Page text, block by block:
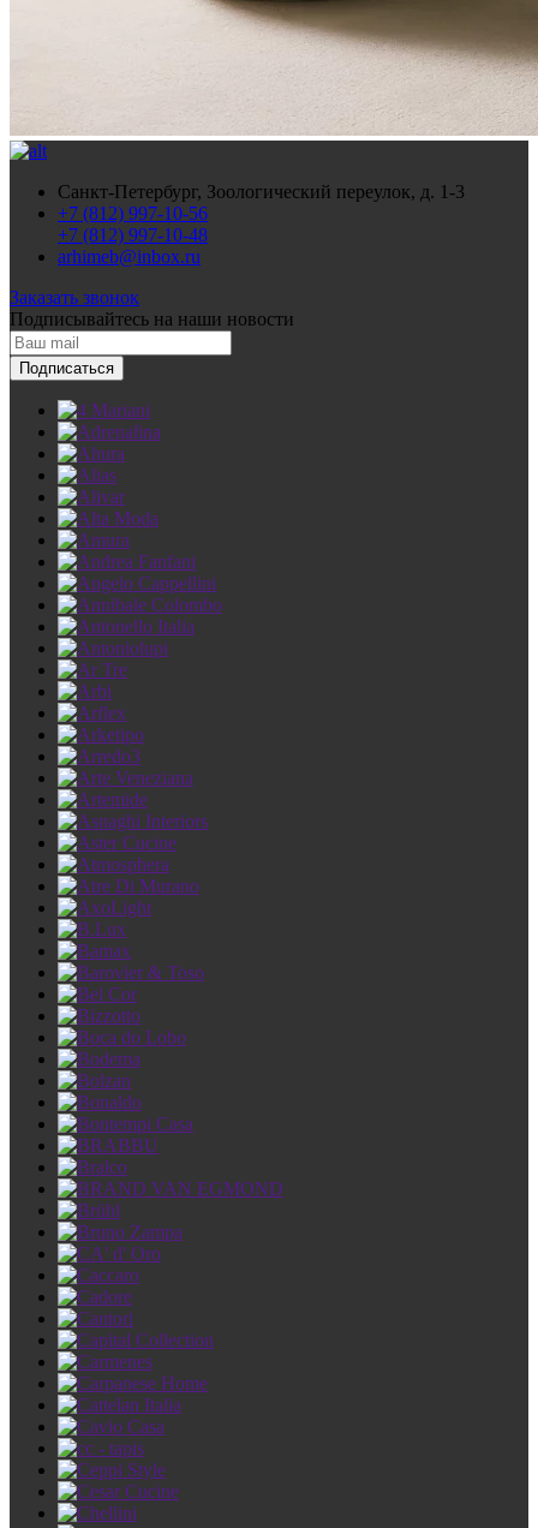
Санкт-Петербург, Зоологический переулок, д. 1-3
+7 (812) 997-10-56
+7 (812) 997-10-48
arhimeb@inbox.ru
Заказать звонок
Подписывайтесь на наши новости